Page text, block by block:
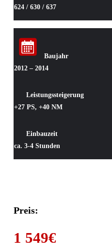
624 / 630 / 637
Baujahr
2012 – 2014
Leistungssteigerung
+27 PS, +40 NM
Einbauzeit
ca. 3-4 Stunden
Preis:
1 549€